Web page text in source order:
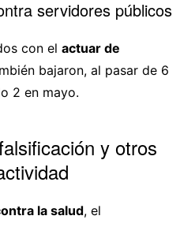
servidores públicos
con el actuar de
bajaron, al pasar de 6
2 en mayo.
y otros
la salud, el